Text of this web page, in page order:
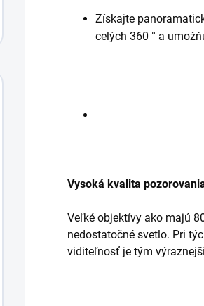
Získajte
celých 360 ° a
Vysoká kvalita
Veľké objektívy ako majú
nedostatočné svetlo. Pri
viditeľnosť je tým